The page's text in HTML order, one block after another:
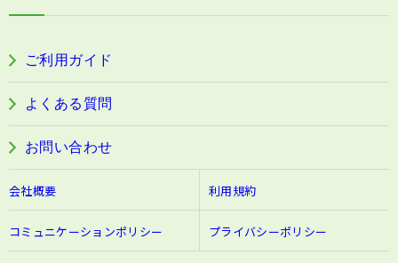
目の疲労感・首肩に感じる負担緩和サプリ
阿波晩茶
色彩マスク
ご利用ガイド
よくある質問
お問い合わせ
会社概要 利用規約
コミュニケーションポリシー プライバシーポリシー